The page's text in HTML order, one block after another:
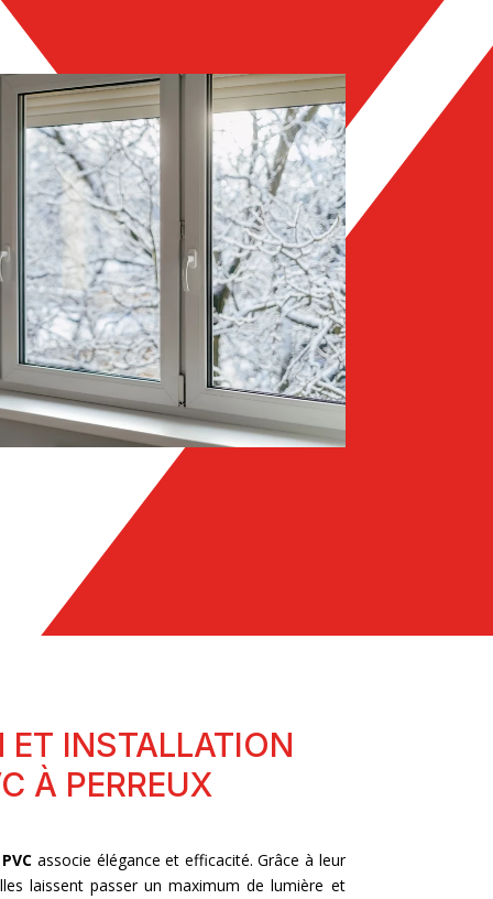
INSTALLATION
À PERREUX
PVC associe élégance et efficacité. Grâce à leur
laissent passer un maximum de lumière et